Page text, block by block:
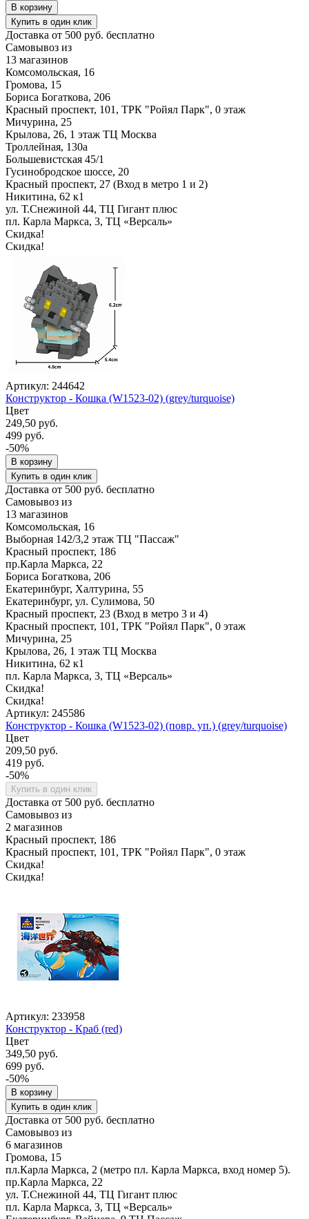
В корзину
Купить в один клик
Доставка от 500 руб. бесплатно
Самовывоз из
13 магазинов
Комсомольская, 16
Громова, 15
Бориса Богаткова, 206
Красный проспект, 101, ТРК "Ройял Парк", 0 этаж
Мичурина, 25
Крылова, 26, 1 этаж ТЦ Москва
Троллейная, 130а
Большевистская 45/1
Гусинобродское шоссе, 20
Красный проспект, 27 (Вход в метро 1 и 2)
Никитина, 62 к1
ул. Т.Снежиной 44, ТЦ Гигант плюс
пл. Карла Маркса, 3, ТЦ «Версаль»
Скидка!
Скидка!
Артикул: 244642
Конструктор - Кошка (W1523-02) (grey/turquoise)
Цвет
249,50 руб.
499 руб.
-50%
В корзину
Купить в один клик
Доставка от 500 руб. бесплатно
Самовывоз из
13 магазинов
Комсомольская, 16
Выборная 142/3,2 этаж ТЦ "Пассаж"
Красный проспект, 186
пр.Карла Маркса, 22
Бориса Богаткова, 206
Екатеринбург, Халтурина, 55
Екатеринбург, ул. Сулимова, 50
Красный проспект, 23 (Вход в метро 3 и 4)
Красный проспект, 101, ТРК "Ройял Парк", 0 этаж
Мичурина, 25
Крылова, 26, 1 этаж ТЦ Москва
Никитина, 62 к1
пл. Карла Маркса, 3, ТЦ «Версаль»
Скидка!
Скидка!
Артикул: 245586
Конструктор - Кошка (W1523-02) (повр. уп.) (grey/turquoise)
Цвет
209,50 руб.
419 руб.
-50%
Купить в один клик
Доставка от 500 руб. бесплатно
Самовывоз из
2 магазинов
Красный проспект, 186
Красный проспект, 101, ТРК "Ройял Парк", 0 этаж
Скидка!
Скидка!
Артикул: 233958
Конструктор - Краб (red)
Цвет
349,50 руб.
699 руб.
-50%
В корзину
Купить в один клик
Доставка от 500 руб. бесплатно
Самовывоз из
6 магазинов
Громова, 15
пл.Карла Маркса, 2 (метро пл. Карла Маркса, вход номер 5).
пр.Карла Маркса, 22
ул. Т.Снежиной 44, ТЦ Гигант плюс
пл. Карла Маркса, 3, ТЦ «Версаль»